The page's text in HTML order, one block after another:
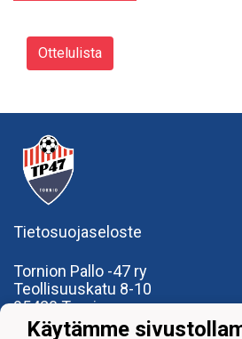
Ottelulista
Tietosuojaseloste
Tornion Pallo -47 ry
Teollisuuskatu 8-10
95420 Tornio
+35840591 9275
Käytämme